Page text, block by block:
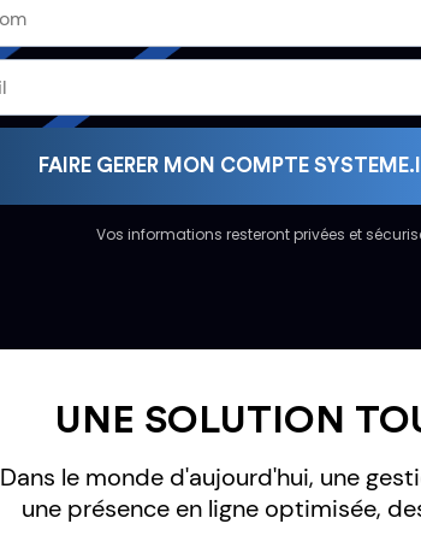
FAIRE GERER MON COMPTE
Vos informations resteront privées et
UNE SOLUTION
Dans le monde d'aujourd'hui, une
une présence en ligne optimisée,